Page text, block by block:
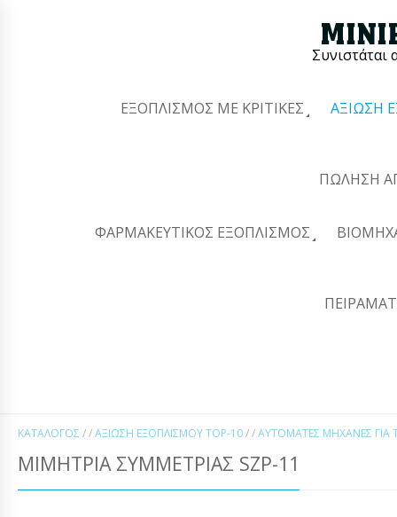
Συνιστάται
ΕΞΟΠΛΙΣΜΌΣ ΜΕ ΚΡΙΤΙΚΈΣ ΑΞΊΩΣΗ
ΠΏΛΗΣΗ
ΦΑΡΜΑΚΕΥΤΙΚΌΣ ΕΞΟΠΛΙΣΜΌΣ
ΚΑΤΆΛΟΓΟΣ / /ΑΞΊΩΣΗ ΕΞΟΠΛΙΣΜΟΎ TOP-10/ /ΑΥΤΌΜΑΤΕΣ ΜΗΧΑΝΈΣ ΓΙΑ
ΜΙΜΉΤΡΙΑ ΣΥΜΜΕΤΡΊΑΣ SZP-11